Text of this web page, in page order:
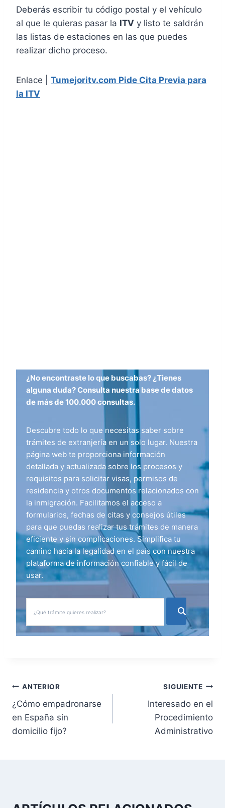
Deberás escribir tu código postal y el vehículo
al que le quieras pasar la ITV y listo te saldrán
las listas de estaciones en las que puedes
realizar dicho proceso.
Enlace | Tumejoritv.com Pide Cita Previa para
la ITV
¿No encontraste lo que buscabas? ¿Tienes
alguna duda? Consulta nuestra base de datos
de más de 100.000 consultas.
Descubre todo lo que necesitas saber sobre
trámites de extranjería en un solo lugar. Nuestra
página web te proporciona información
detallada y actualizada sobre los procesos y
requisitos para solicitar visas, permisos de
residencia y otros documentos relacionados con
la inmigración. Facilitamos el acceso a
formularios, fechas de citas y consejos útiles
para que puedas realizar tus trámites de manera
eficiente y sin complicaciones. Simplifica tu
camino hacia la legalidad en el país con nuestra
plataforma de información confiable y fácil de
usar.
N
a
v
ANTERIOR
¿Cómo empadronarse
en España sin
domicilio fijo?
SIGUIENTE
Interesado en el
Procedimiento
Administrativo